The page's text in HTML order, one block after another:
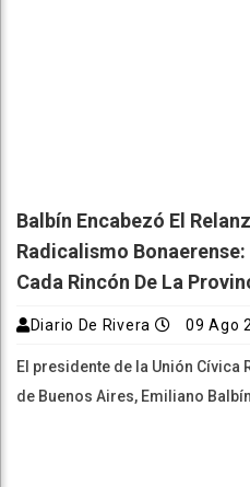
Balbín Encabezó El
Radicalismo Bonaerense:
Cada Rincón De La
Diario De Rivera 09 Ago
El presidente de la Unión Cívica
de Buenos Aires, Emiliano